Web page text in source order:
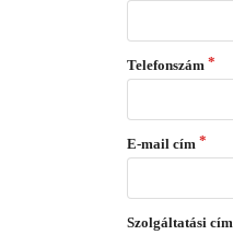
Telefonszám
E-mail cím
Szolgáltatási cím